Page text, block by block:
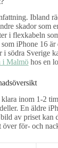
Ibland
skador som
i flexkabeln
iPhone 16
i södra Sverige
i Malmö hos en
inom 1-2
En äldre
av priset kan
för- och